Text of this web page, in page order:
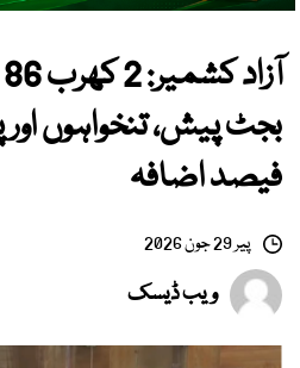
فیصد اضافہ
پیر 29 جون 2026
ویب ڈیسک